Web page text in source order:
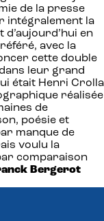
de la presse
intégralement la
en
avec la
cette double
leur grand
était Henri Crolla
réalisée
de
poésie et
manque de
voulu la
comparaison
Bergerot